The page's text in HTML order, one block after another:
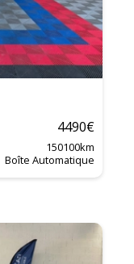
4490€
150100km
Boîte Automatique